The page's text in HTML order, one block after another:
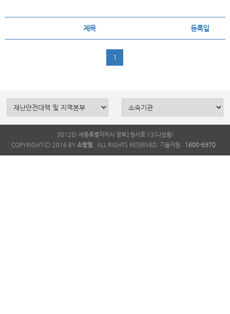
제목 등록일
1
30128) 세종특별자치시 정부2청사로 13(나성동)
COPYRIGHT(C) 2016 BY 소방청. ALL RIGHTS RESERVED. 기술지원 : 1600-6970